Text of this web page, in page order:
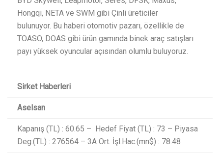
Hongqi, NETA ve SWM gibi Çinli üreticiler
bulunuyor. Bu haberi otomotiv pazarı, özellikle de
TOASO, DOAS gibi ürün gamında binek araç satışları
payı yüksek oyuncular açısından olumlu buluyoruz.​
Sirket Haberleri
Aselsan
Kapanış (TL) : 60.65 – Hedef Fiyat (TL) : 73 – Piyasa
Deg.(TL) : 276564 – 3A Ort. İşl.Hac.(mn$) : 78.48